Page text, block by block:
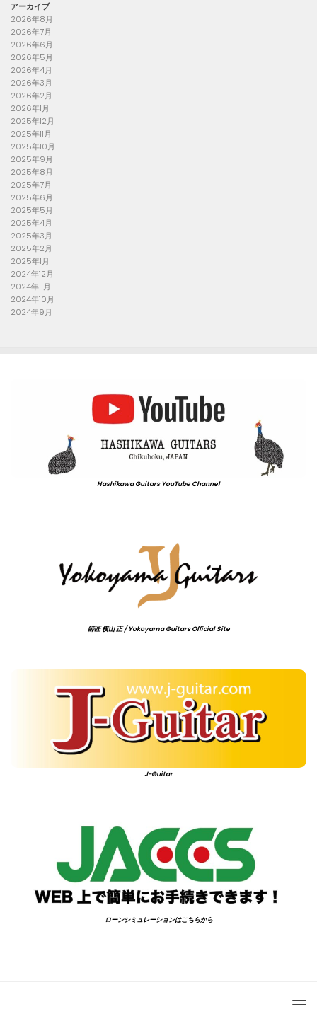
アーカイブ
2026年8月
2026年7月
2026年6月
2026年5月
2026年4月
2026年3月
2026年2月
2026年1月
2025年12月
2025年11月
2025年10月
2025年9月
2025年8月
2025年7月
2025年6月
2025年5月
2025年4月
2025年3月
2025年2月
2025年1月
2024年12月
2024年11月
2024年10月
2024年9月
Hashikawa Guitars YouTube Channel
師匠 横山 正 / Yokoyama Guitars Official Site
J-Guitar
ローンシミュレーションはこちらから